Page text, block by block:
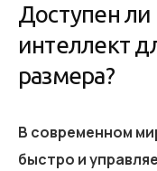
Доступен ли
интеллект
размера?
В современном
быстро и